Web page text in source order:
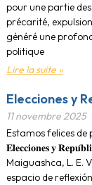
pour une partie
précarité,
généré une
politique
Lire la suite »
Elecciones y
11 novembre 2025
Estamos felices
𝐄𝐥𝐞𝐜𝐜𝐢𝐨𝐧𝐞𝐬 𝐲
Maiguashca, L. E.
espacio de